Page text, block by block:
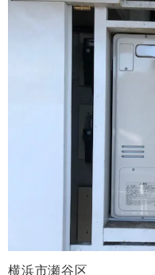
横浜市瀬谷区